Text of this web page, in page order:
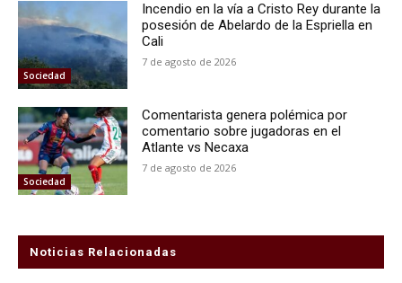
Sociedad
Incendio en la vía a Cristo Rey durante la
posesión de Abelardo de la Espriella en
Cali
7 de agosto de 2026
Sociedad
Comentarista genera polémica por
comentario sobre jugadoras en el
Atlante vs Necaxa
7 de agosto de 2026
Noticias Relacionadas